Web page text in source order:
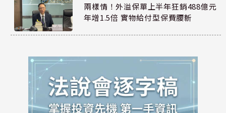
兩樣情！外溢保單上半年狂銷488億元
年增1.5倍 實物給付型保費腰斬